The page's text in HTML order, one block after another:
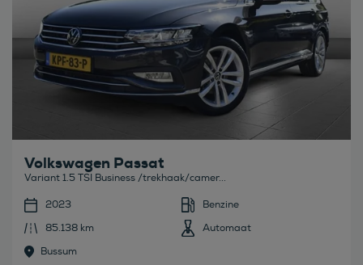
Volkswagen Passat
Variant 1.5 TSI Business /trekhaak/camer...
2023
Benzine
85.138 km
Automaat
Bussum